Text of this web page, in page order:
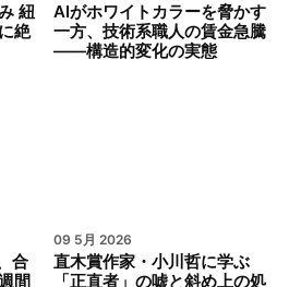
紐
絶
AIがホワイトカラーを脅かす
一方、技術系職人の賃金急騰
――構造的変化の実態
合
間
09 5月 2026
直木賞作家・小川哲に学ぶ
「正直者」の嘘と斜め上の処